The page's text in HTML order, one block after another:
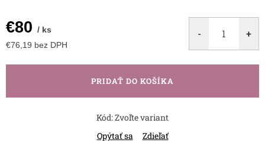
€80 / ks
€76,19 bez DPH
cena:
PRIDAŤ DO KOŠÍKA
Kód:Zvoľte variant
Opýtať sa
Zdieľať